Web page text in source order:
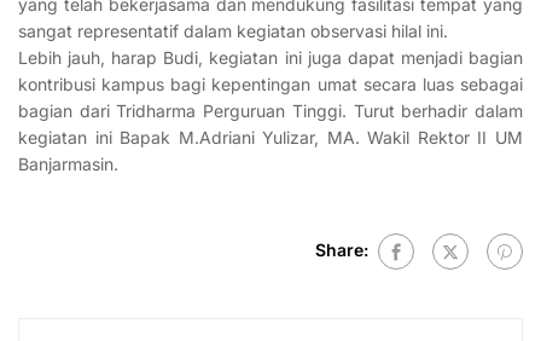
sangat representatif dalam kegiatan observasi hilal ini.
Lebih jauh, harap Budi, kegiatan ini juga dapat menjadi bagian
kontribusi kampus bagi kepentingan umat secara luas sebagai
bagian dari Tridharma Perguruan Tinggi. Turut berhadir dalam
kegiatan ini Bapak M.Adriani Yulizar, MA. Wakil Rektor II UM
Banjarmasin.
Share: